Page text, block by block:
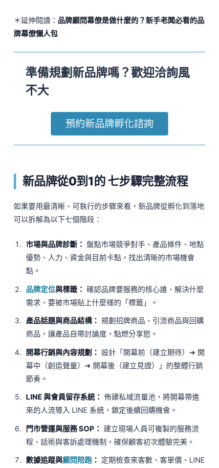
＊延伸閱讀： 品牌顧問幕僚是做什麼的？新手老闆必看的品
牌幕僚懶人包
準備規劃新品牌嗎？歡迎洽詢風
不大
預約新品牌孵化諮詢
新品牌從0到1的 七步驟完整流程
如果要用最清晰、可執行的步驟來看，新品牌從孵化到落地
可以拆解為以下七個階段：
市場與品牌診斷： 盤點市場競爭對手、產品條件、地點
優勢、人力、資金與目前卡點，找出清晰的市場機會
點。
品牌定位與標籤： 確認品牌要服務的核心誰、解決什麼
需求、要被市場貼上什麼樣的「標籤」。
產品話題與商品結構： 規劃招牌商品、引流商品與回購
商品，讓產品自帶討論度，點燃分享慾。
開幕行銷與內容規劃： 設計「開幕前（建立期待）➔ 開
幕中（創造聲量）➔ 開幕後（建立見證）」的整體行銷
節奏。
LINE 與會員留存系統： 佈建私域流量池，將開幕帶進
來的人流導入 LINE 系統，鎖定後續回購機會。
門市營運與服務 SOP： 建立現場人員可複製的服務流
程、話術與客訴處理機制，確保顧客初次體驗完美。
數據追蹤與顧問陪跑 ： 定期檢查來客數、客單價、LINE